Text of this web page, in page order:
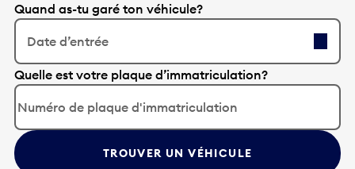
Quand as-tu garé ton véhicule?
Date d’entrée
A
p
p
u
y
e
Quelle est votre plaque d’immatriculation?
TROUVER UN VÉHICULE